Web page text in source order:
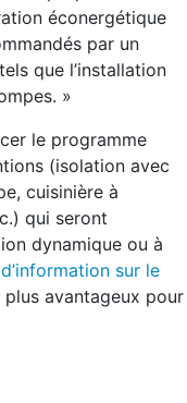
éconergétique
par un
que l’installation
»
le programme
(isolation avec
cuisinière à
qui seront
dynamique ou à
sur le
plus avantageux pour